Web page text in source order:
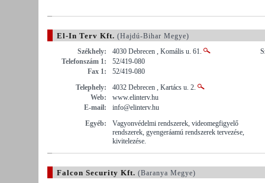
El-In Terv Kft. (Hajdú-Bihar Megye)
Székhely:
4030 Debrecen , Komális u. 61.
Telefonszám 1:
52/419-080
Fax 1:
52/419-080
Telephely:
4032 Debrecen , Kartács u. 2.
Web:
www.elinterv.hu
E-mail:
info@elinterv.hu
Egyéb:
Vagyonvédelmi rendszerek, videomegfigyelő
rendszerek, gyengeráamú rendszerek tervezése,
kivitelezése.
Falcon Security Kft. (Baranya Megye)